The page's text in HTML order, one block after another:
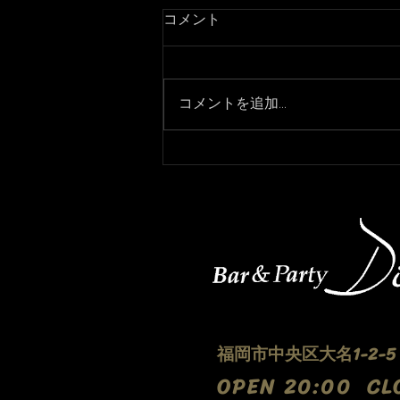
3月7日より通常営業になりま
コメント
コメントを追加…
福岡市中央区大名1-2-
​OPEN 20:00